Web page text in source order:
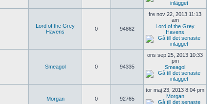
Lord of the Grey
Havens
0 94862
fre nov 22, 2013 11:13
am
Lord of the Grey
Havens
Smeagol 0 94335
ons sep 25, 2013 10:33
pm
Smeagol
Morgan 0 92765
tor maj 23, 2013 8:04 pm
Morgan